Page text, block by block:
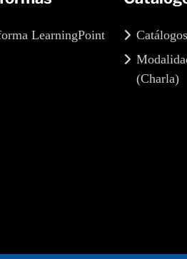
LearningPoint
Catálogos
(Charla)